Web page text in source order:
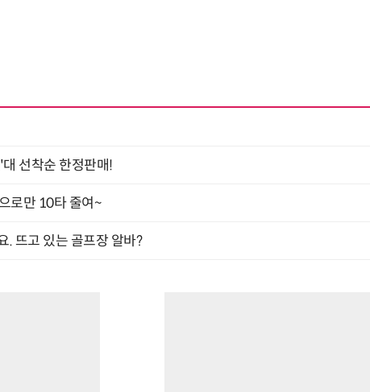
선착순 한정판매!
로만 10타 줄여~
뜨고 있는 골프장 알바?